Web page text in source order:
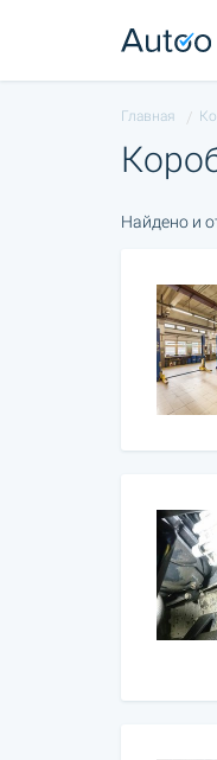
Главная
Найдено и